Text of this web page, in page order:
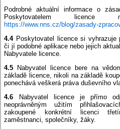
Podrobné aktuální informace o
Poskytovatelem
https://www.nns.cz/blog/zasady-
4.4Poskytovatel licence si vyhrazuje
či jí podobné aplikace nebo jejich
Nabyvatele licence.
4.5 Nabyvatel licence bere na
základě licence, nikoli na základě
ponechává veškerá práva duševního
4.6
Nabyvatel licence je přímo
neoprávněným užitím
zakoupené konkrétní licenci
zaměstnanci, společníky, žáky.